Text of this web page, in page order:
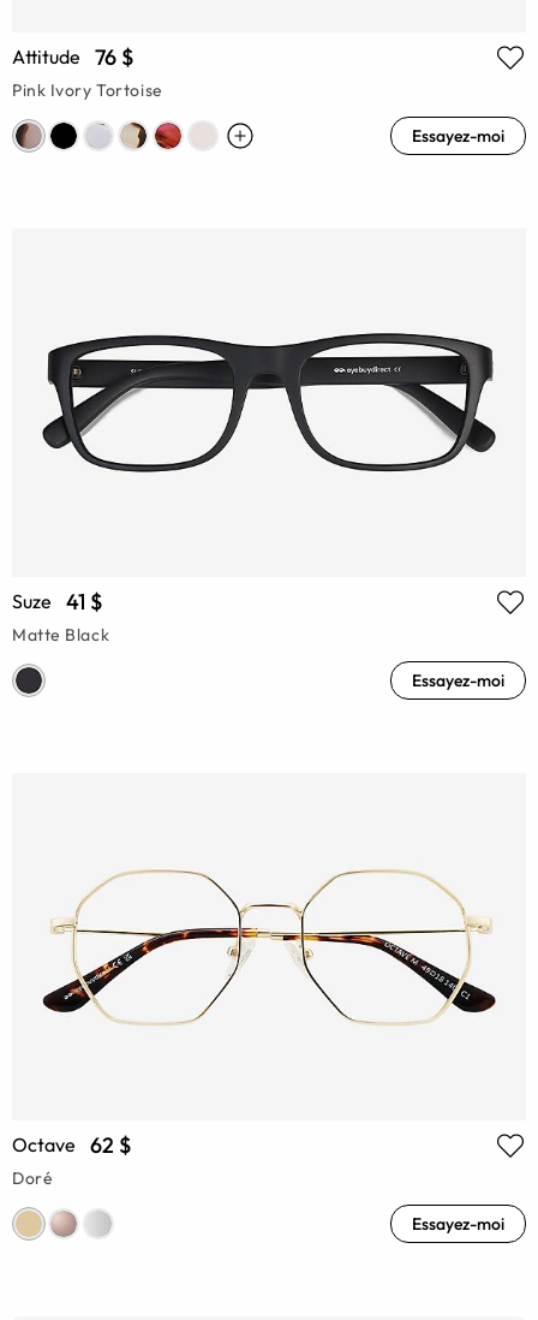
Attitude 76 $
Pink Ivory Tortoise
Essayez-moi
Suze 41 $
Matte Black
Essayez-moi
Octave 62 $
Doré
Essayez-moi